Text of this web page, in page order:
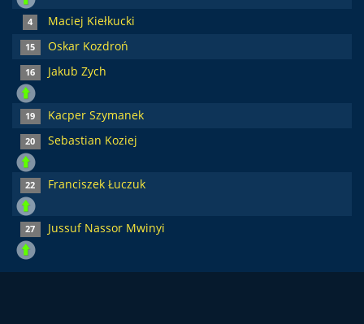
4 Maciej Kiełkucki
15 Oskar Kozdroń
16 Jakub Zych
19 Kacper Szymanek
20 Sebastian Koziej
22 Franciszek Łuczuk
27 Jussuf Nassor Mwinyi